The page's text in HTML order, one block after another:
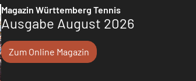
Magazin Württemberg Tennis
Ausgabe August 2026
Zum Online Magazin